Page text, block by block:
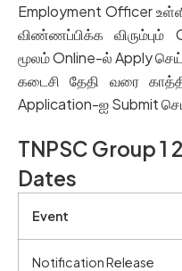
Employment Officer
விண்ணப்பிக்க விரும்பும்
மூலம்Online-ல்Apply
கடைசி
தேதி வரை
Application-ஐSubmit
TNPSC Group
Dates
Event
Notification Release